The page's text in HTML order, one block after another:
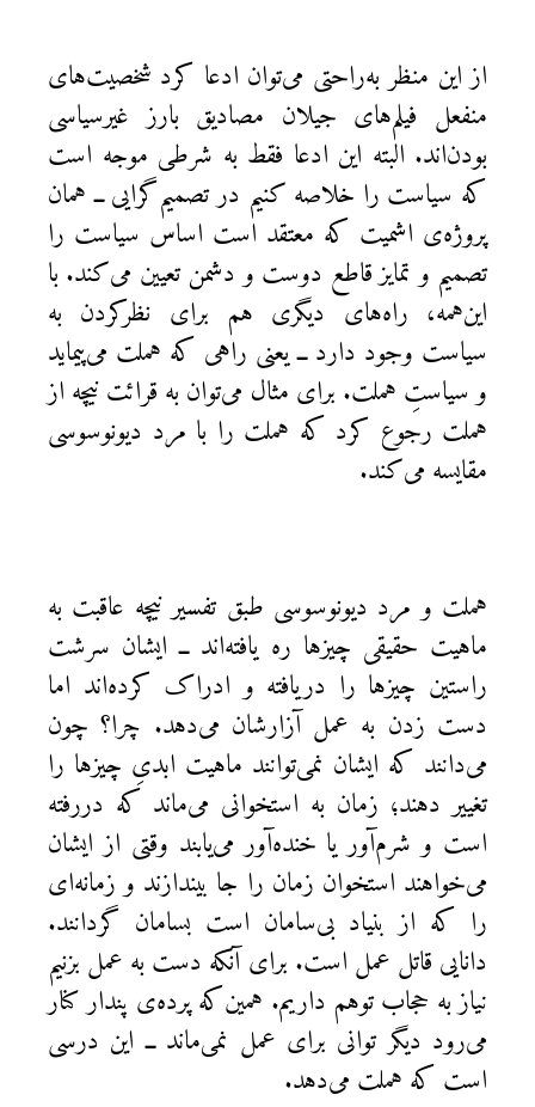
از این منظر به‌راحتی می‌توان ادعا کرد شخصیت‌های
منفعل فیلم‌های جیلان مصادیق بارز غیرسیاسی
بودن‌اند. البته این ادعا فقط به شرطی موجه است
که سیاست را خلاصه کنیم در تصمیم‌گرایی ــ همان
پروژه‌ی اشمیت که معتقد است اساس سیاست را
تصمیم و تمایز قاطع دوست و دشمن تعیین می‌کند. با
این‌همه، راه‌های دیگری هم برای نظرکردن به
سیاست وجود دارد ــ یعنی راهی که هملت می‌پیماید
و سیاستِ هملت. برای مثال می‌توان به قرائت نیچه از
هملت رجوع کرد که هملت را با مرد دیونوسوسی
مقایسه می‌کند.
هملت و مرد دیونوسوسی طبق تفسیر نیچه عاقبت به
ماهیت حقیقی چیزها ره یافته‌اند ــ ایشان سرشت
راستین چیزها را دریافته و ادراک کرده‌اند اما
دست زدن به عمل آزارشان می‌دهد. چرا؟ چون
می‌دانند که ایشان نمی‌توانند ماهیت ابدیِ چیزها را
تغییر دهند؛ زمان به استخوانی می‌ماند که دررفته
است و شرم‌آور یا خنده‌آور می‌یابند وقتی از ایشان
می‌خواهند استخوان زمان را جا بیندازند و زمانه‌ای
را که از بنیاد بی‌سامان است بسامان گردانند.
دانایی قاتل عمل است. برای آنکه دست به عمل بزنیم
نیاز به حجاب توهم داریم. همین‌که پرده‌ی پندار کنار
می‌رود دیگر توانی برای عمل نمی‌ماند ــ این درسی
است که هملت می‌دهد.